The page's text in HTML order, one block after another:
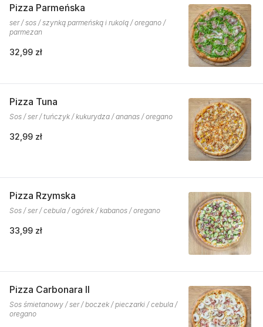
Pizza Parmeńska
ser / sos / szynką parmeńską i rukolą / oregano /
parmezan
32,99 zł
Pizza Tuna
Sos / ser / tuńczyk / kukurydza / ananas / oregano
32,99 zł
Pizza Rzymska
Sos / ser / cebula / ogórek / kabanos / oregano
33,99 zł
Pizza Carbonara II
Sos śmietanowy / ser / boczek / pieczarki / cebula /
oregano